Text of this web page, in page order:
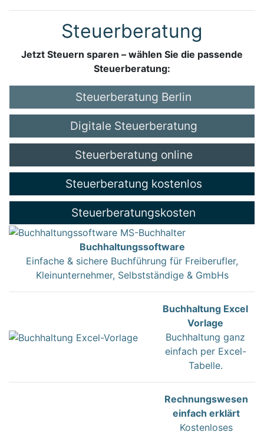
Steuerberatung
Jetzt Steuern sparen – wählen Sie die passende
Steuerberatung:
Steuerberatung Berlin
Digitale Steuerberatung
Steuerberatung online
Steuerberatung kostenlos
Steuerberatungskosten
Buchhaltungssoftware
Einfache & sichere Buchführung für Freiberufler,
Kleinunternehmer, Selbstständige & GmbHs
Buchhaltung Excel
Vorlage
Buchhaltung ganz
einfach per Excel-
Tabelle.
Rechnungswesen
einfach erklärt
Kostenloses